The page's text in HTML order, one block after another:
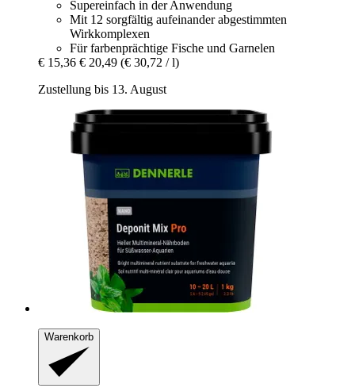
Supereinfach in der Anwendung
Mit 12 sorgfältig aufeinander abgestimmten
Wirkkomplexen
Für farbenprächtige Fische und Garnelen
€ 15,36 € 20,49 (€ 30,72 / l)
Zustellung bis 13. August
Warenkorb